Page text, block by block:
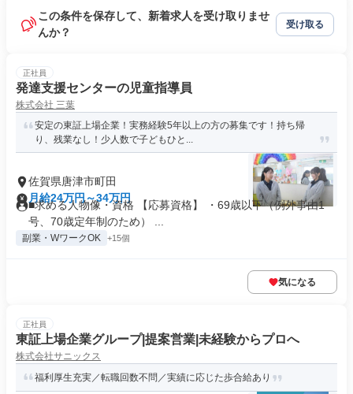
この条件を保存して、新着求人を受け取りませ
んか？
受け取る
正社員
発達支援センターの児童指導員
株式会社 三葉
安定の東証上場企業！実務経験5年以上の方の募集です！持ち帰
り、残業なし！少人数で子どもひと...
佐賀県唐津市町田
月給24万円～34万円
■求める人物像・資格 【応募資格】 ・69歳以下（例外事由1
号、70歳定年制のため） ...
副業・WワークOK +15個
気になる
正社員
東証上場企業グループ|提案営業|未経験からプロへ
株式会社サニックス
福利厚生充実／転職回数不問／実績に応じた歩合給あり